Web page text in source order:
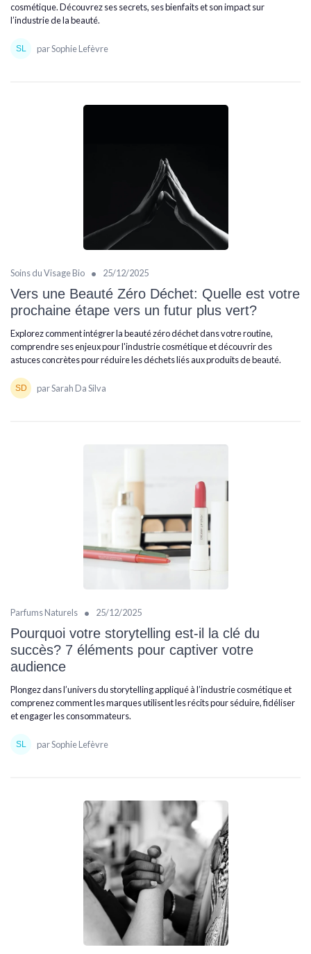
cosmétique. Découvrez ses secrets, ses bienfaits et son impact sur
l’industrie de la beauté.
par Sophie Lefèvre
Soins du Visage Bio • 25/12/2025
Vers une Beauté Zéro Déchet: Quelle est votre
prochaine étape vers un futur plus vert?
Explorez comment intégrer la beauté zéro déchet dans votre routine,
comprendre ses enjeux pour l'industrie cosmétique et découvrir des
astuces concrètes pour réduire les déchets liés aux produits de beauté.
par Sarah Da Silva
Parfums Naturels • 25/12/2025
Pourquoi votre storytelling est-il la clé du
succès? 7 éléments pour captiver votre
audience
Plongez dans l’univers du storytelling appliqué à l’industrie cosmétique et
comprenez comment les marques utilisent les récits pour séduire, fidéliser
et engager les consommateurs.
par Sophie Lefèvre